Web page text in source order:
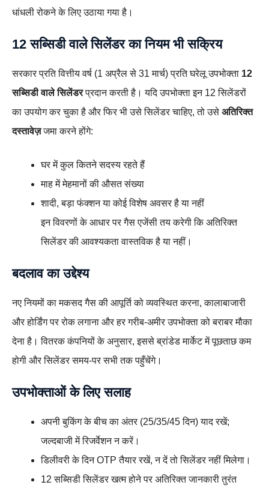
धांधली रोकने के लिए उठाया गया है।
12 सब्सिडी वाले सिलेंडर का नियम भी सक्रिय
सरकार प्रति वित्तीय वर्ष (1 अप्रैल से 31 मार्च) प्रति घरेलू उपभोक्ता 12
सब्सिडी वाले सिलेंडरप्रदान करती है। यदि उपभोक्ता इन 12 सिलेंडरों
का उपयोग कर चुका है और फिर भी उसे सिलेंडर चाहिए, तो उसे अतिरिक्त
दस्तावेज़जमा करने होंगे:
घर में कुल कितने सदस्य रहते हैं
माह में मेहमानों की औसत संख्या
शादी, बड़ा फंक्शन या कोई विशेष अवसर है या नहीं
इन विवरणों के आधार पर गैस एजेंसी तय करेगी कि अतिरिक्त
सिलेंडर की आवश्यकता वास्तविक है या नहीं।
बदलाव का उद्देश्य
नए नियमों का मकसद गैस की आपूर्ति को व्यवस्थित करना, कालाबाजारी
और होर्डिंग पर रोक लगाना और हर गरीब-अमीर उपभोक्ता को बराबर मौका
देना है। वितरक कंपनियों के अनुसार, इससे ब्रांडेड मार्केट में पूछताछ कम
होगी और सिलेंडर समय‑पर सभी तक पहुँचेंगे।
उपभोक्ताओं के लिए सलाह
अपनी बुकिंग के बीच का अंतर (25/35/45 दिन) याद रखें;
जल्दबाजी में रिजर्वेशन न करें।
डिलीवरी के दिन OTP तैयार रखें, न दें तो सिलेंडर नहीं मिलेगा।
12 सब्सिडी सिलेंडर खत्म होने पर अतिरिक्त जानकारी तुरंत